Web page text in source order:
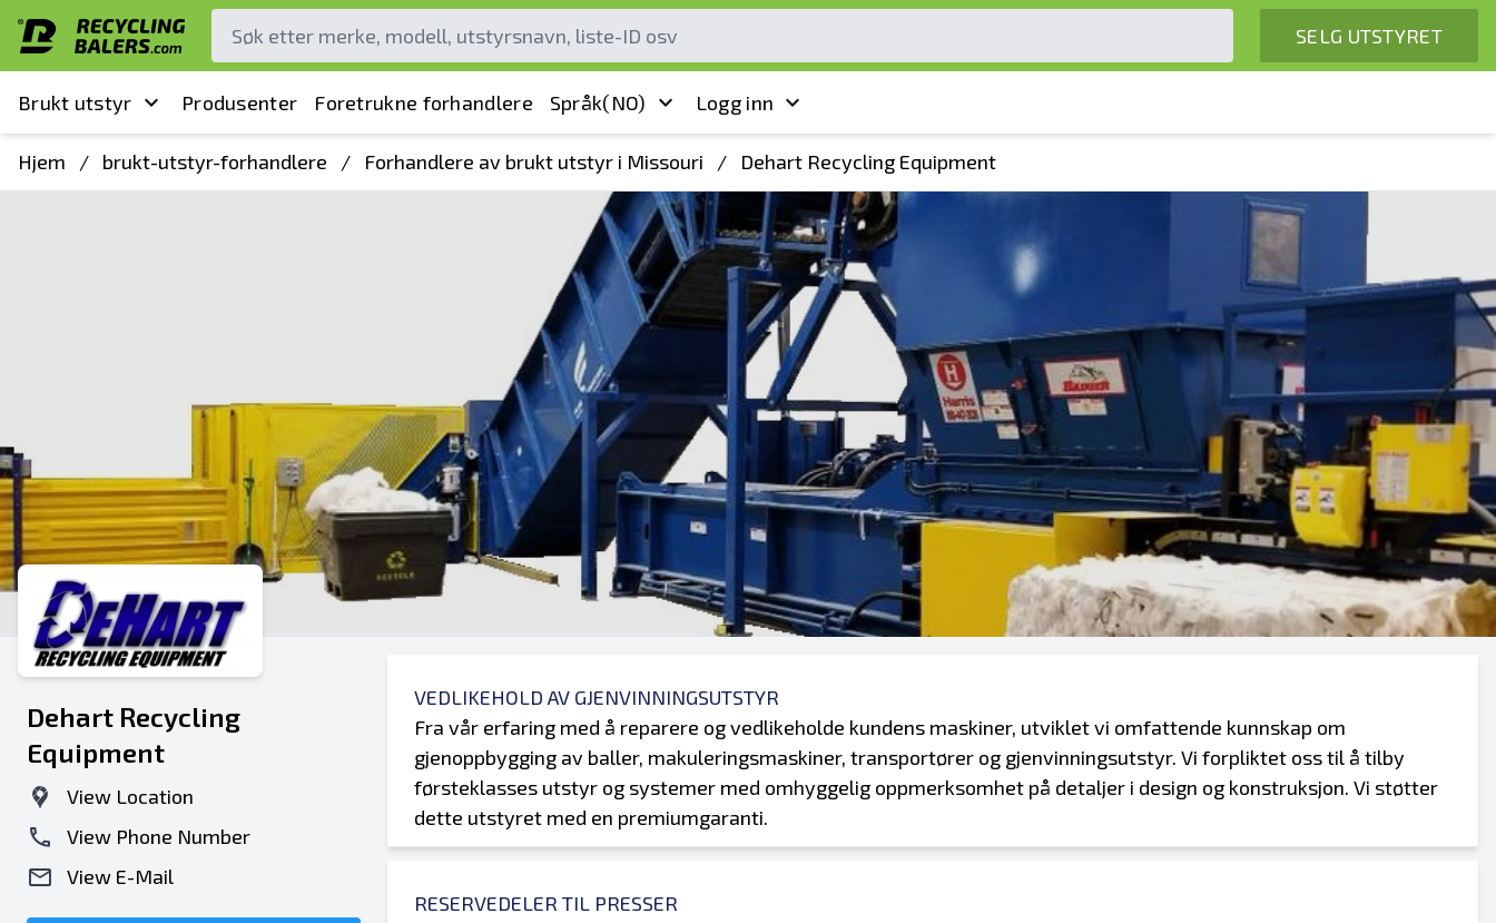
SELG UTSTYRET
Brukt utstyr Produsenter Foretrukne forhandlere Språk(NO) Logg inn
Hjem / brukt-utstyr-forhandlere / Forhandlere av brukt utstyr i Missouri / Dehart Recycling Equipment
Dehart Recycling
Equipment
View Location
View Phone Number
View E-Mail
VEDLIKEHOLD AV GJENVINNINGSUTSTYR
Fra vår erfaring med å reparere og vedlikeholde kundens maskiner, utviklet vi omfattende kunnskap om
gjenoppbygging av baller, makuleringsmaskiner, transportører og gjenvinningsutstyr. Vi forpliktet oss til å tilby
førsteklasses utstyr og systemer med omhyggelig oppmerksomhet på detaljer i design og konstruksjon. Vi støtter
dette utstyret med en premiumgaranti.
RESERVEDELER TIL PRESSER